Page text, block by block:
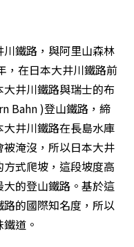
鐵路，與阿里山森林
，在日本大井川鐵路前
井川鐵路與瑞士的布
Bahn )登山鐵路，締
井川鐵路在長島水庫
淹沒，所以日本大井
式爬坡，這段坡度高
的登山鐵路。基於這
的國際知名度，所以
道。